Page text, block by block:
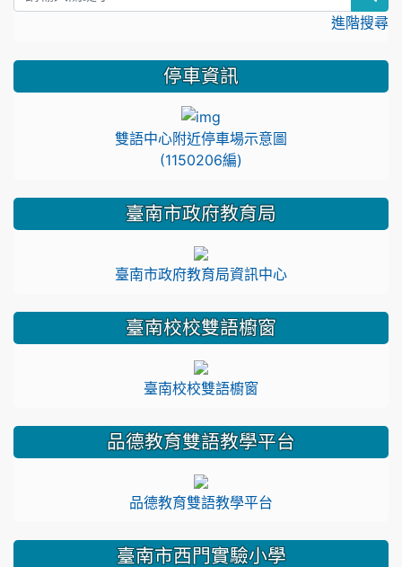
進階搜尋
停車資訊
雙語中心附近停車場示意圖
(1150206編)
臺南市政府教育局
臺南市政府教育局資訊中心
臺南校校雙語櫥窗
臺南校校雙語櫥窗
品德教育雙語教學平台
品德教育雙語教學平台
臺南市西門實驗小學